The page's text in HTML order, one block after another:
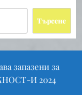
Търсене
запазени за
И 2024